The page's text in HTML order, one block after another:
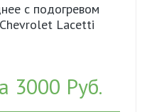
с подогревом
Lacetti
3000 Руб.